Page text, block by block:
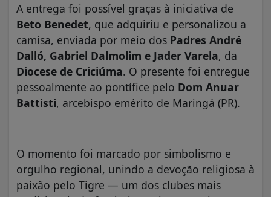
A entrega foi possível graças à iniciativa de
Beto Benedet, que adquiriu e personalizou a
camisa, enviada por meio dos Padres André
Dalló, Gabriel Dalmolim e Jader Varela, da
Diocese de Criciúma. O presente foi entregue
pessoalmente ao pontífice pelo Dom Anuar
Battisti, arcebispo emérito de Maringá (PR).
O momento foi marcado por simbolismo e
orgulho regional, unindo a devoção religiosa à
paixão pelo Tigre — um dos clubes mais